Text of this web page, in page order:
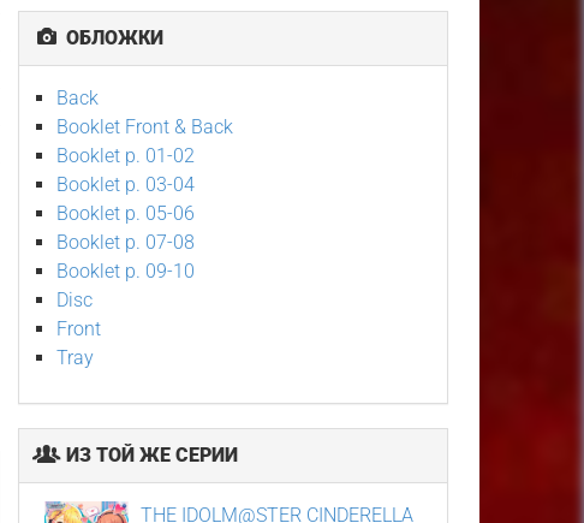
ОБЛОЖКИ
Back
Booklet Front & Back
Booklet p. 01-02
Booklet p. 03-04
Booklet p. 05-06
Booklet p. 07-08
Booklet p. 09-10
Disc
Front
Tray
ИЗ ТОЙ ЖЕ СЕРИИ
THE IDOLM@STER CINDERELLA